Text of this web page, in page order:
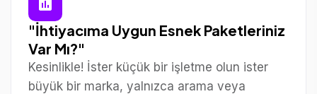
"İhtiyacıma Uygun Esnek Paketleriniz
Var Mı?"
Kesinlikle! İster küçük bir işletme olun ister
büyük bir marka, yalnızca arama veya